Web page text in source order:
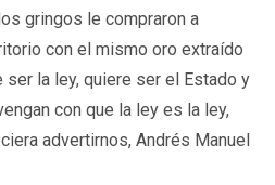
gringos le compraron a
con el mismo oro extraído
la ley, quiere ser el Estado y
con que la ley es la ley,
advertirnos, Andrés Manuel